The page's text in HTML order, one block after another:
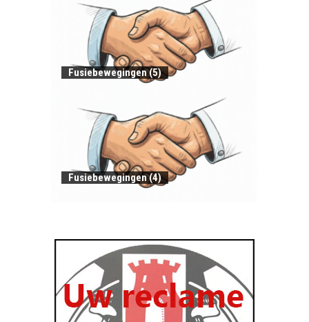
Fusiebewegingen (5)
Fusiebewegingen (4)